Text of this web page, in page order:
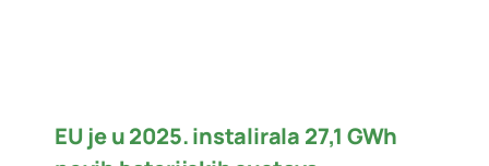
EU je u 2025. instalirala 27,1 GWh